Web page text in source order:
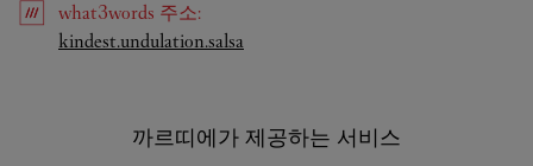
what3words 주소:
kindest.undulation.salsa
까르띠에가 제공하는 서비스